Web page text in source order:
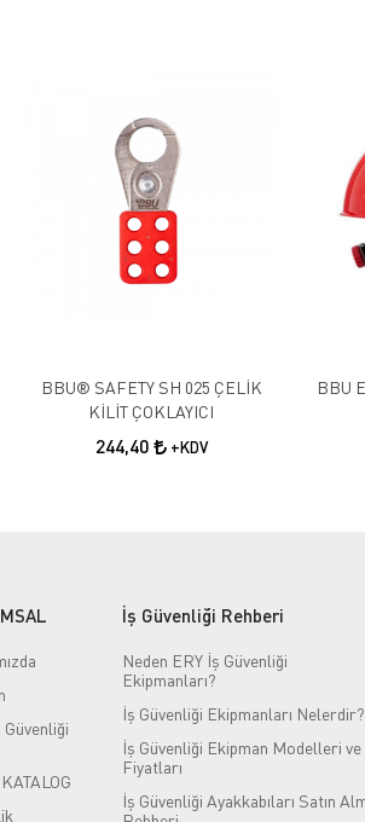
BBU® SAFETY SH 025 ÇELİK
KİLİT ÇOKLAYICI
244,40 +KDV
BBU
Güvenliği
İş Güvenliği Rehberi
Neden ERY İş Güvenliği
Ekipmanları?
İş Güvenliği Ekipmanları Nelerdir?
İş Güvenliği Ekipman Modelleri ve
Fiyatları
İş Güvenliği Ayakkabıları Satın